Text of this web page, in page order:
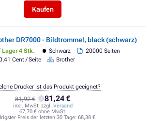
Kaufen
DR7000 - Bildtrommel, black (schwarz)
Lager 4 Stk. Schwarz
20000 Seiten
Cent / Seite
Brother
81,92 € 81,24 €
inkl. MwSt. zzgl. Versand
67,70 € ohne MwSt.
Preis der letzten 30 Tage: 68,38 €
Drucker ist das Produkt geeignet?